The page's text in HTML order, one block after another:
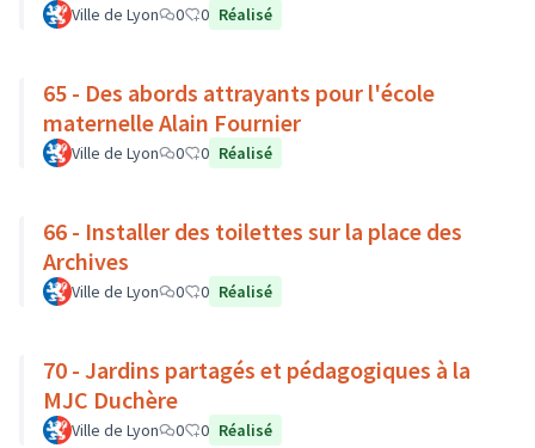
Ville de Lyon 0 0 Réalisé
65 - Des abords attrayants pour l'école
maternelle Alain Fournier
Ville de Lyon 0 0 Réalisé
66 - Installer des toilettes sur la place des
Archives
Ville de Lyon 0 0 Réalisé
70 - Jardins partagés et pédagogiques à la
MJC Duchère
Ville de Lyon 0 0 Réalisé